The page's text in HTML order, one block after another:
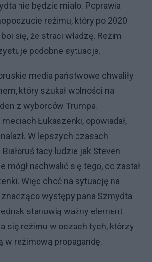
nie będzie miało. Poprawia
reżimu, który po 2020
się, że straci władzę. Reżim
podobne sytuacje.
media państwowe chwaliły
który szukał wolności na
z wyborców Trumpa.
Łukaszenki, opowiadał,
W lepszych czasach
tacy ludzie jak Steven
mógł nachwalić się tego, co zastał
Więc choć na sytuację na
znacząco występy pana Szmydta
stanowią ważny element
się reżimu w oczach tych, którzy
w reżimową propagandę.